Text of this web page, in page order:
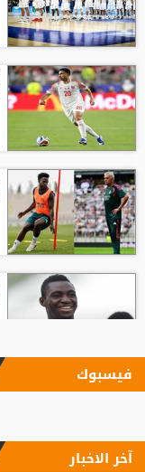
فيسبوك
آخر الاخبار